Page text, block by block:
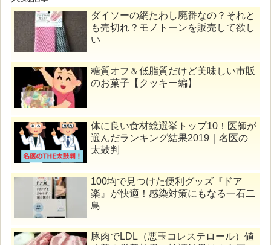
ダイソーの網たわし廃番なの？それと
も売切れ？モノトーンを販売して欲し
い
糖質オフ＆低脂質だけど美味しい市販
のお菓子【クッキー編】
体に良い食材総選挙トップ10！医師が
選んだランキング結果2019｜名医の
太鼓判
100均で見つけた便利グッズ『ドア
楽』が快適！感染対策にもなる一石二
鳥
豚肉でLDL（悪玉コレステロール）値